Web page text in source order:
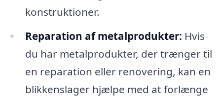
konstruktioner.
Reparation af metalprodukter: Hvis
du har metalprodukter, der trænger til
en reparation eller renovering, kan en
blikkenslager hjælpe med at forlænge